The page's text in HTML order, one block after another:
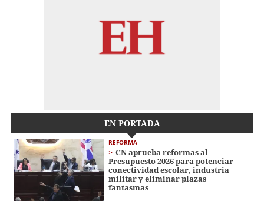
EN PORTADA
REFORMA
CN aprueba reformas al
Presupuesto 2026 para potenciar
conectividad escolar, industria
militar y eliminar plazas
fantasmas